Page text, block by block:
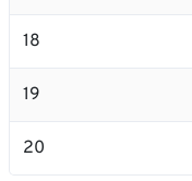
18
19
20